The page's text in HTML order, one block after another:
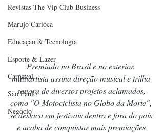
Revistas The Vip Club Business
Marujo Carioca
Educação & Tecnologia
Esporte & Lazer
Carnaval
São Paulo
Negocio
Premiado no Brasil e no exterior,
multiartista assina direção musical e trilha
sonora de diversos projetos aclamados,
como "O Motociclista no Globo da Morte",
se destaca em festivais dentro e fora do país
e acaba de conquistar mais premiações